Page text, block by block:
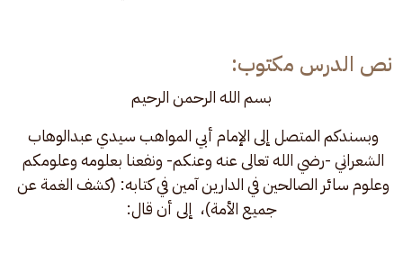
نص الدرس مكتوب:
بسم الله الرحمن الرحيم
وبسندكم المتصل إلى الإمام أبي المواهب سيدي عبدالوهاب
الشعراني -رضي الله تعالى عنه وعنكم- ونفعنا بعلومه وعلومكم
وعلوم سائر الصالحين في الدارين آمين في كتابه: (كشف الغمة عن
جميع الأمة)،  إلى أن قال: